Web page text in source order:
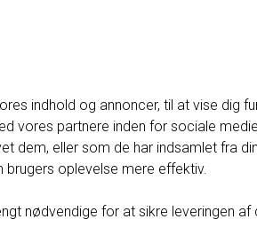
indhold og annoncer, til at vise dig
vores partnere inden for sociale
dem, eller som de har indsamlet fra
oplevelse mere effektiv.
nødvendige for at sikre leveringen